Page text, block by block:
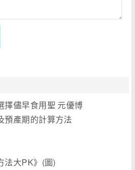
擇儘早食用聖 元優博
預產期的計算方法
法大PK》(圖)